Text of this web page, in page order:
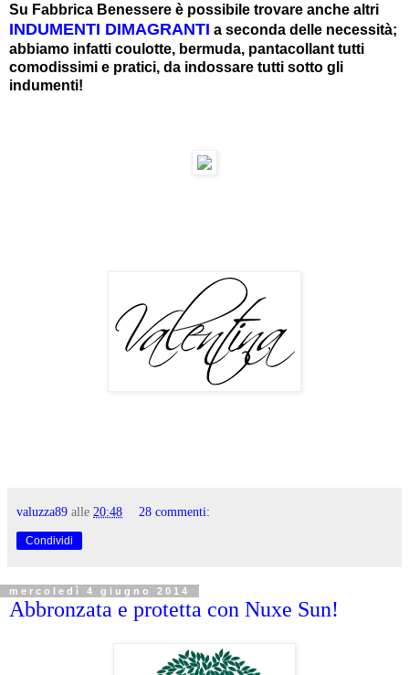
Su Fabbrica Benessere è possibile trovare anche altri
INDUMENTI DIMAGRANTI a seconda delle necessità;
abbiamo infatti coulotte, bermuda, pantacollant tutti
comodissimi e pratici, da indossare tutti sotto gli
indumenti!
valuzza89 alle 20:48 28 commenti:
Condividi
mercoledì 4 giugno 2014
Abbronzata e protetta con Nuxe Sun!